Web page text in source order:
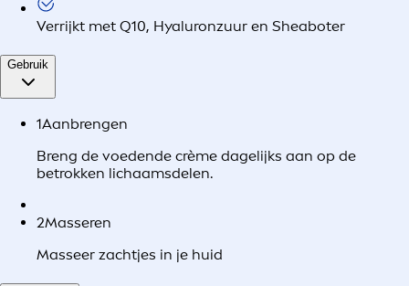
Verrijkt met Q10, Hyaluronzuur en Sheaboter
Gebruik
1Aanbrengen
Breng de voedende crème dagelijks aan op de
betrokken lichaamsdelen.
2Masseren
Masseer zachtjes in je huid